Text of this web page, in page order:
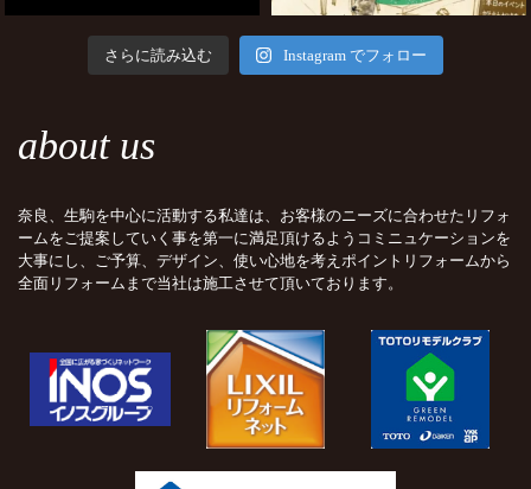
さらに読み込む Instagram でフォロー
about us
奈良、生駒を中心に活動する私達は、お客様のニーズに合わせたリフォ
ームをご提案していく事を第一に満足頂けるようコミニュケーションを
大事にし、ご予算、デザイン、使い心地を考えポイントリフォームから
全面リフォームまで当社は施工させて頂いております。